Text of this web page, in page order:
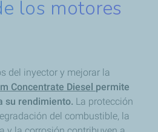
los motores
del inyector y mejorar la
Concentrate Diesel permite
su rendimiento. La protección
del combustible, la